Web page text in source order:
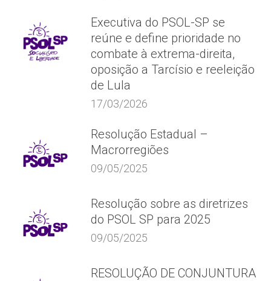
Executiva do PSOL-SP se
reúne e define prioridade no
combate à extrema-direita,
oposição a Tarcísio e reeleição
de Lula
17/03/2026
Resolução Estadual –
Macrorregiões
09/05/2025
Resolução sobre as diretrizes
do PSOL SP para 2025
09/05/2025
RESOLUÇÃO DE CONJUNTURA